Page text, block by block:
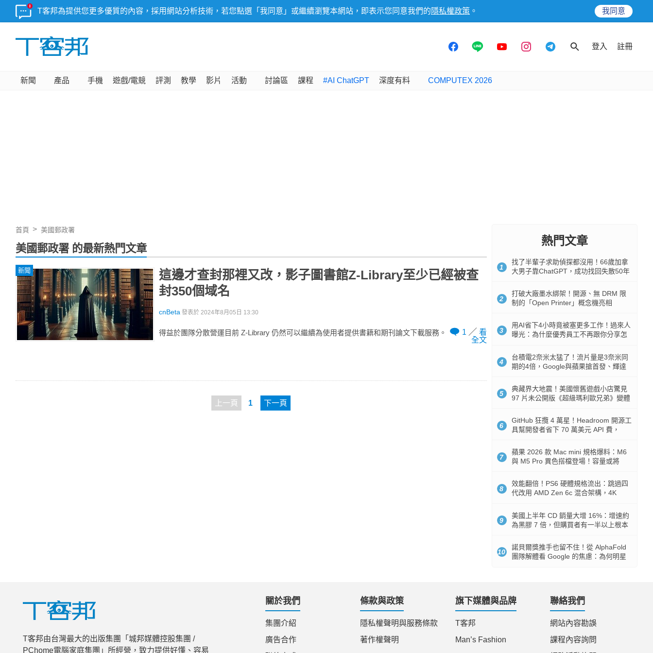
T客邦為提供您更多優質的內容，採用網站分析技術，若您點選「我同意」或繼續瀏覽本網站，即表示您同意我們的 隱私權政策 。 我同意
登入 註冊
新聞 產品 手機 遊戲/電競 評測 教學 影片 活動 討論區 課程 #AI ChatGPT 深度有料 COMPUTEX 2026
首頁 美國郵政署
美國郵政署 的最新熱門文章
新聞
這邊才查封那裡又改，影子圖書館Z-Library至少已經被查
封350個域名
cnBeta 發表於 2024年8月05日 13:30
得益於團隊分散營運目前 Z-Library 仍然可以繼續為使用者提供書籍和期刊論文下載服務。 1
看
全文
上一頁 1 下一頁
熱門文章
1
找了半輩子求助偵探都沒用！66歲加拿
大男子靠ChatGPT，成功找回失散50年
2
打破大廠墨水綁架！開源、無 DRM 限
制的「Open Printer」概念機亮相
3
用AI省下4小時竟被塞更多工作！過來人
曝光：為什麼優秀員工不再跟你分享怎
4
台積電2奈米太猛了！流片量是3奈米同
期的4倍，Google與蘋果搶首發、輝達
5
典藏界大地震！美國懷舊遊戲小店驚見
97 片未公開版《超級瑪利歐兄弟》變體
6
GitHub 狂攬 4 萬星！Headroom 開源工
具幫開發者省下 70 萬美元 API 費，
7
蘋果 2026 款 Mac mini 規格爆料：M6
與 M5 Pro 異色搭檔登場！容量或將
8
效能翻倍！PS6 硬體規格流出：跳過四
代改用 AMD Zen 6c 混合架構，4K
9
美國上半年 CD 銷量大增 16%：增速約
為黑膠 7 倍，但購買者有一半以上根本
10
諾貝爾獎推手也留不住！從 AlphaFold
團隊解體看 Google 的焦慮：為何明星
T客邦由台灣最大的出版集團「城邦媒體控股集團 /
PChome電腦家庭集團」所經營，致力提供好懂、容易
關於我們
集團介紹
廣告合作
條款與政策
隱私權聲明與服務條款
著作權聲明
旗下媒體與品牌
T客邦
Man’s Fashion
聯絡我們
網站內容勘誤
課程內容詢問